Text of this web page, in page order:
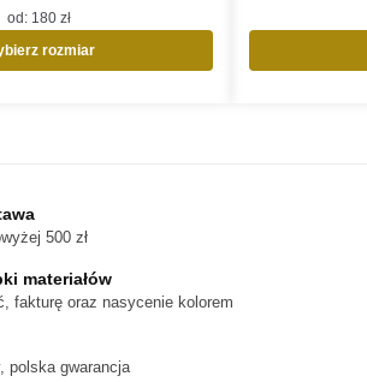
od: 180 zł
rozmiar
wybrać
stronie
produktu
500 zł
materiałów
fakturę oraz nasycenie kolorem
polska gwarancja